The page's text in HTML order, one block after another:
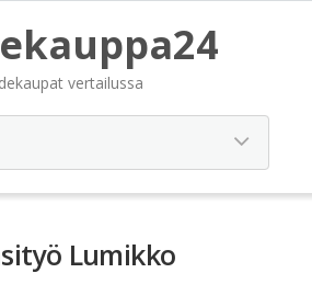
vertailussa
Lumikko